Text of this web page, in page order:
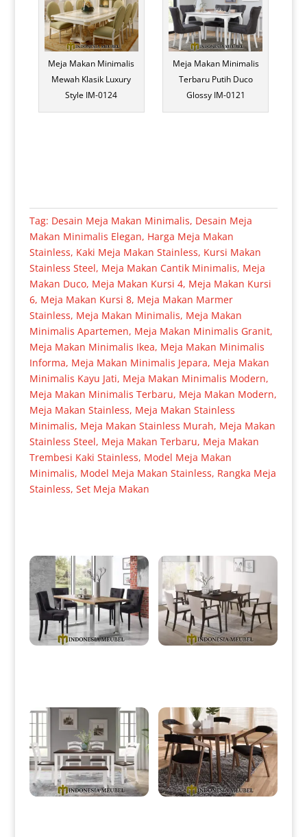
Meja Makan Minimalis
Mewah Klasik Luxury
Style IM-0124
Meja Makan Minimalis
Terbaru Putih Duco
Glossy IM-0121
Tag: Desain Meja Makan Minimalis, Desain Meja
Makan Minimalis Elegan, Harga Meja Makan
Stainless, Kaki Meja Makan Stainless, Kursi Makan
Stainless Steel, Meja Makan Cantik Minimalis, Meja
Makan Duco, Meja Makan Kursi 4, Meja Makan Kursi
6, Meja Makan Kursi 8, Meja Makan Marmer
Stainless, Meja Makan Minimalis, Meja Makan
Minimalis Apartemen, Meja Makan Minimalis Granit,
Meja Makan Minimalis Ikea, Meja Makan Minimalis
Informa, Meja Makan Minimalis Jepara, Meja Makan
Minimalis Kayu Jati, Meja Makan Minimalis Modern,
Meja Makan Minimalis Terbaru, Meja Makan Modern,
Meja Makan Stainless, Meja Makan Stainless
Minimalis, Meja Makan Stainless Murah, Meja Makan
Stainless Steel, Meja Makan Terbaru, Meja Makan
Trembesi Kaki Stainless, Model Meja Makan
Minimalis, Model Meja Makan Stainless, Rangka Meja
Stainless, Set Meja Makan